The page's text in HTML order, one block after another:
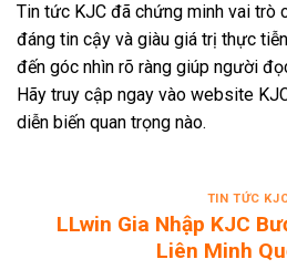
Tin tức KJC đã chứng minh vai trò
đáng tin cậy và giàu giá trị thực
đến góc nhìn rõ ràng giúp người
Hãy truy cập ngay vào website
diễn biến quan trọng nào.
TIN TỨC
LLwin Gia Nhập KJC
Liên Minh